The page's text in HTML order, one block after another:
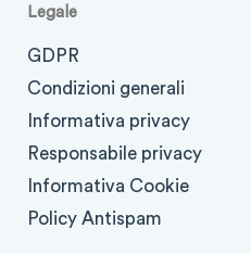
Legale
GDPR
Condizioni generali
Informativa privacy
Responsabile privacy
Informativa Cookie
Policy Antispam